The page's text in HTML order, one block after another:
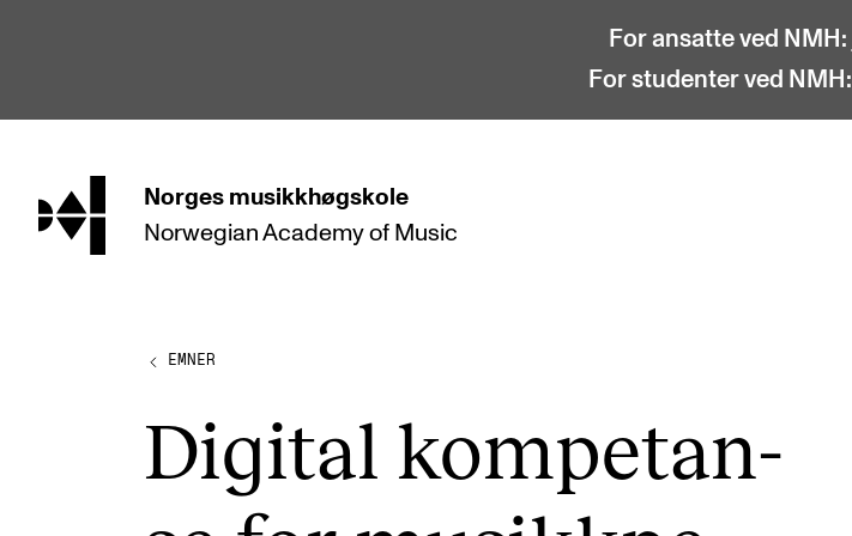
For ansatte ved NMH:
For studenter ved NMH:
hjem Norges musikkhøgskole
Norwegian Academy of Music
STUDIER
Bachelor
Doktorgrad
Årsstudium og videreutdanning
Salane våre
EMNER
Digi­tal kom­pe­tan­